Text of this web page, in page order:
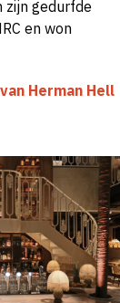
zijn gedurfde
en won
Herman Hell